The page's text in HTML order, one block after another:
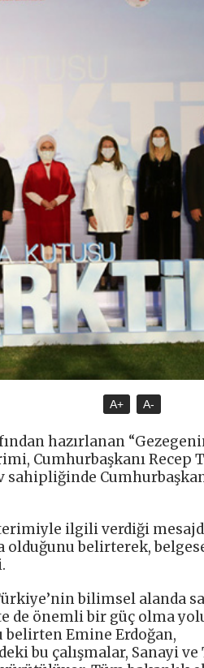
A+ A-
hazırlanan
Cumhurbaşkanı Recep
sahipliğinde
ilgili verdiği
olduğunu belirterek,
bilimsel alanda
de önemli bir güç olma
belirten Emine Erdoğan,
bu çalışmalar, Sanayi